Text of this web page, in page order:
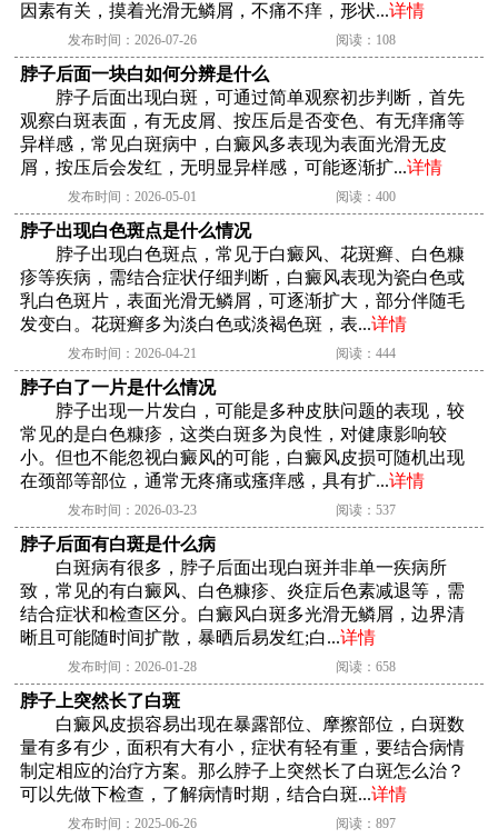
因素有关，摸着光滑无鳞屑，不痛不痒，形状...详情
发布时间：2026-07-26 阅读：108
脖子后面一块白如何分辨是什么
脖子后面出现白斑，可通过简单观察初步判断，首先
观察白斑表面，有无皮屑、按压后是否变色、有无痒痛等
异样感，常见白斑病中，白癜风多表现为表面光滑无皮
屑，按压后会发红，无明显异样感，可能逐渐扩...详情
发布时间：2026-05-01 阅读：400
脖子出现白色斑点是什么情况
脖子出现白色斑点，常见于白癜风、花斑癣、白色糠
疹等疾病，需结合症状仔细判断，白癜风表现为瓷白色或
乳白色斑片，表面光滑无鳞屑，可逐渐扩大，部分伴随毛
发变白。花斑癣多为淡白色或淡褐色斑，表...详情
发布时间：2026-04-21 阅读：444
脖子白了一片是什么情况
脖子出现一片发白，可能是多种皮肤问题的表现，较
常见的是白色糠疹，这类白斑多为良性，对健康影响较
小。但也不能忽视白癜风的可能，白癜风皮损可随机出现
在颈部等部位，通常无疼痛或瘙痒感，具有扩...详情
发布时间：2026-03-23 阅读：537
脖子后面有白斑是什么病
白斑病有很多，脖子后面出现白斑并非单一疾病所
致，常见的有白癜风、白色糠疹、炎症后色素减退等，需
结合症状和检查区分。白癜风白斑多光滑无鳞屑，边界清
晰且可能随时间扩散，暴晒后易发红;白...详情
发布时间：2026-01-28 阅读：658
脖子上突然长了白斑
白癜风皮损容易出现在暴露部位、摩擦部位，白斑数
量有多有少，面积有大有小，症状有轻有重，要结合病情
制定相应的治疗方案。那么脖子上突然长了白斑怎么治？
可以先做下检查，了解病情时期，结合白斑...详情
发布时间：2025-06-26 阅读：897